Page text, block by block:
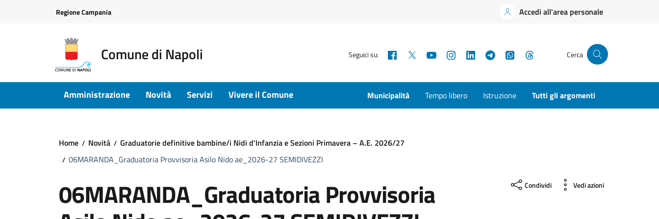
Regione Campania Accedi all'area personale
Comune di Napoli Seguici su: Facebook YouTubeInstagramLinkedInTelegramWhatsApp Cerca
Amministrazione Novità Servizi Vivere il Comune Municipalità Tempo libero Istruzione Tutti gli argomenti
Home Novità
Graduatorie definitive bambine/i Nidi d’Infanzia e Sezioni Primavera – A.E. 2026/27
06MARANDA_Graduatoria Provvisoria Asilo Nido ae_2026-27 SEMIDIVEZZI
06MARANDA_Graduatoria Provvisoria Condividi Vedi azioni